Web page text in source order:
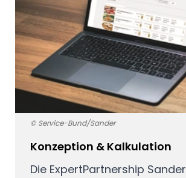
Konzeption & Kalkulation
Die ExpertPartnership Sander
© Service-Bund/Sander